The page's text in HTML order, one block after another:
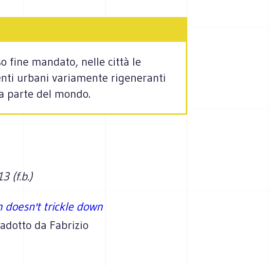
fine mandato, nelle città le
urbani variamente rigeneranti
parte del mondo.
(f.b.)
doesn't trickle down
da Fabrizio